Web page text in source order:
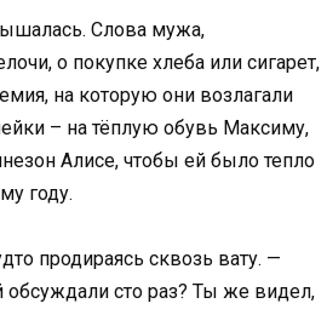
Слова мужа,
о покупке хлеба или сигарет,
на которую они возлагали
– на тёплую обувь Максиму,
Алисе, чтобы ей было тепло
году.
продираясь сквозь вату. —
сто раз? Ты же видел,